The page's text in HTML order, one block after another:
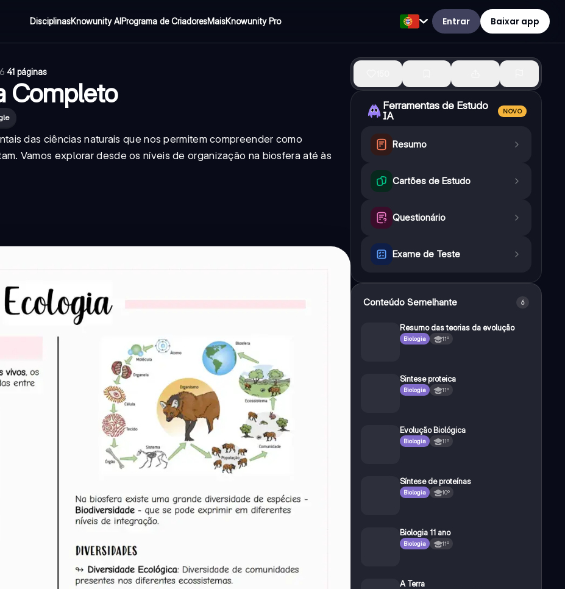
DisciplinasKnowunity AIPrograma de CriadoresMaisKnowunity Pro Entrar Baixar app
·41 páginas
Completo
das ciências naturais que nos permitem compreender como
Vamos explorar desde os níveis de organização na biosfera até às
Ferramentas de Estudo
IA
NOVO
Resumo
Cartões de Estudo
Questionário
Exame de Teste
Conteúdo Semelhante 6
Resumo das teorias da evolução
Biologia 11º
Sintese proteica
Biologia 11º
Evolução Biológica
Biologia 11º
Síntese de proteínas
Biologia 10º
Biologia 11 ano
Biologia 11º
A Terra